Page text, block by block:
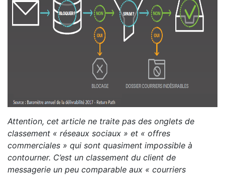
Attention, cet article ne traite pas des onglets de
classement « réseaux sociaux » et « offres
commerciales » qui sont quasiment impossible à
contourner. C’est un classement du client de
messagerie un peu comparable aux « courriers